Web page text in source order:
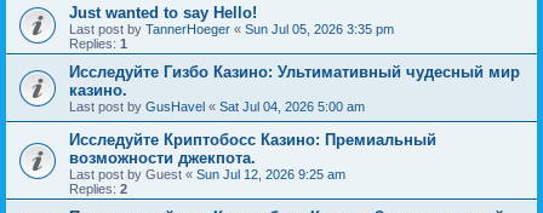
Just wanted to say Hello!
Last post by TannerHoeger « Sun Jul 05, 2026 3:35 pm
Replies: 1
Исследуйте Гизбо Казино: Ультимативный чудесный мир
казино.
Last post by GusHavel « Sat Jul 04, 2026 5:00 am
Исследуйте Криптобосс Казино: Премиальный
возможности джекпота.
Last post by Guest « Sun Jul 12, 2026 9:25 am
Replies: 2